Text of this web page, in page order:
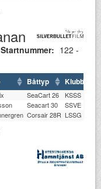
Startnummer: 122 -
Båttyp Klubb
SeaCart 26 KSSS
Seacart 30 SSVE
Corsair 28R LSSG